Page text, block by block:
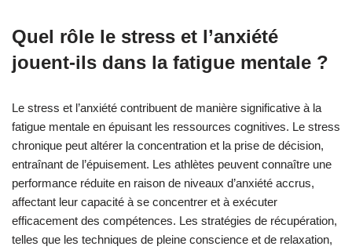
Quel rôle le stress et l’anxiété
jouent-ils dans la fatigue mentale ?
Le stress et l’anxiété contribuent de manière significative à la
fatigue mentale en épuisant les ressources cognitives. Le stress
chronique peut altérer la concentration et la prise de décision,
entraînant de l’épuisement. Les athlètes peuvent connaître une
performance réduite en raison de niveaux d’anxiété accrus,
affectant leur capacité à se concentrer et à exécuter
efficacement des compétences. Les stratégies de récupération,
telles que les techniques de pleine conscience et de relaxation,